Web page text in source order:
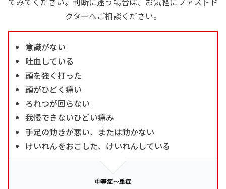
クターへご相談ください。
意識がない
吐血している
頭を強く打った
頭がひどく痛い
ろれつが回らない
我慢できないひどい痛み
手足の動きが悪い、または動かない
けいれんをおこした、けいれんしている
中等症～重症